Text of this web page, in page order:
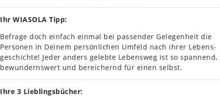
Ihr WIASOLA Tipp:
Befra­ge doch ein­fach einmal bei pas­sen­der Gele­gen­heit die
Per­so­nen in Deinem per­sön­li­chen Umfeld nach ihrer Lebens­
ge­schich­te! Jeder anders geleb­te Lebens­weg ist so span­nend,
bewun­derns­wert und berei­chernd für einen selbst.
Ihre 3 Lieb­lings­bü­cher: